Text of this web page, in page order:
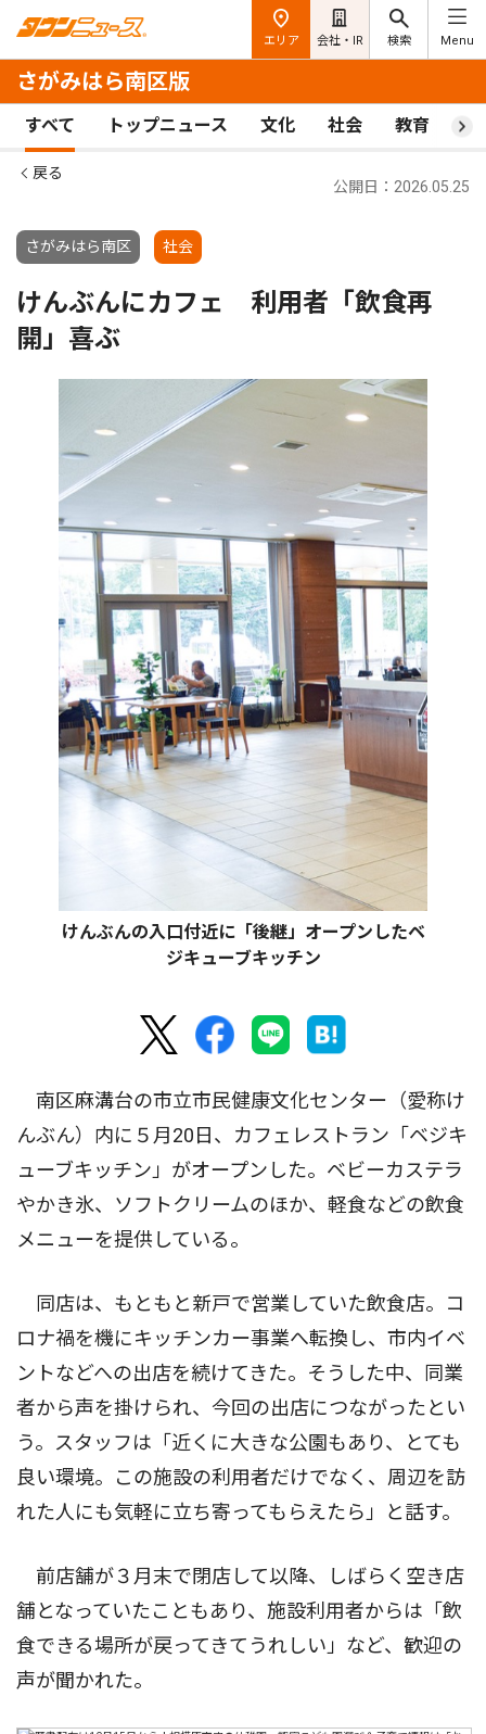
エリア 会社・IR 検索 Menu
さがみはら南区版
すべて トップニュース 文化 社会 教育 ス
戻る
さがみはら南区 社会
公開日：2026.05.25
けんぶんにカフェ 利用者「飲食再
開」喜ぶ
けんぶんの入口付近に「後継」オープンしたベ
ジキューブキッチン
南区麻溝台の市立市民健康文化センター（愛称け
んぶん）内に５月20日、カフェレストラン「ベジキ
ューブキッチン」がオープンした。ベビーカステラ
やかき氷、ソフトクリームのほか、軽食などの飲食
メニューを提供している。
同店は、もともと新戸で営業していた飲食店。コ
ロナ禍を機にキッチンカー事業へ転換し、市内イベ
ントなどへの出店を続けてきた。そうした中、同業
者から声を掛けられ、今回の出店につながったとい
う。スタッフは「近くに大きな公園もあり、とても
良い環境。この施設の利用者だけでなく、周辺を訪
れた人にも気軽に立ち寄ってもらえたら」と話す。
前店舗が３月末で閉店して以降、しばらく空き店
舗となっていたこともあり、施設利用者からは「飲
食できる場所が戻ってきてうれしい」など、歓迎の
声が聞かれた。